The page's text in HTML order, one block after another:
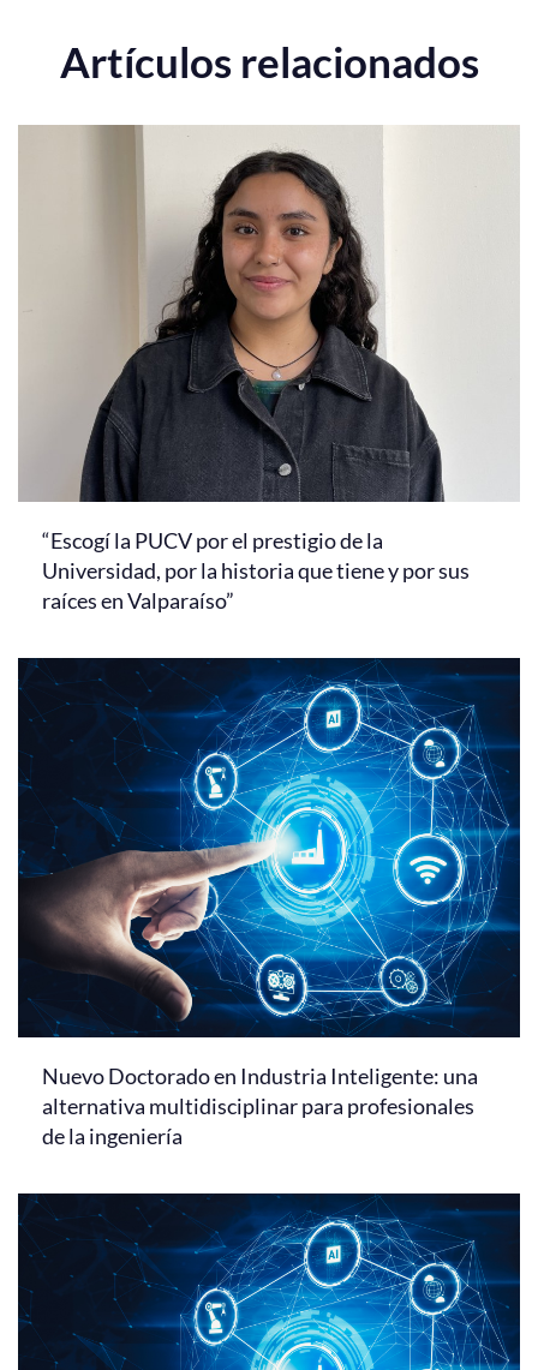
Artículos relacionados
“Escogí la PUCV por el prestigio de la
Universidad, por la historia que tiene y por sus
raíces en Valparaíso”
Nuevo Doctorado en Industria Inteligente: una
alternativa multidisciplinar para profesionales
de la ingeniería